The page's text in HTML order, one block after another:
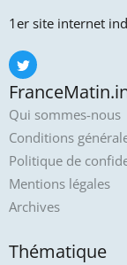
1er site internet
Qui sommes-nous
Conditions
Politique de
Mentions légales
Archives
Thématique